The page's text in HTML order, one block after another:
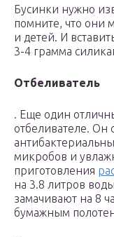
Бусинки нужно
помните, что они
и детей. И
3-4 грамма
Отбеливатель
. Еще один
отбеливателе. Он
микробов и
приготовления
на 3.8 литров
замачивают на 8
бумажным